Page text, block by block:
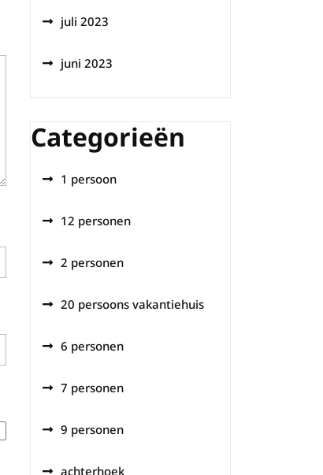
juli 2023
juni 2023
Categorieën
1 persoon
12 personen
2 personen
20 persoons vakantiehuis
6 personen
7 personen
9 personen
achterhoek